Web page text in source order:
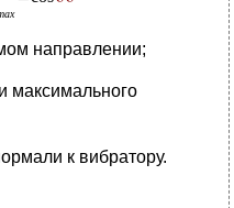
направлении;
максимального
к вибратору.